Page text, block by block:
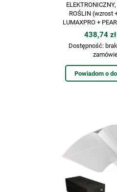
ROŚLIN (wzrost
LUMAXPRO +
438,74
Dostępność:
Powiadom o